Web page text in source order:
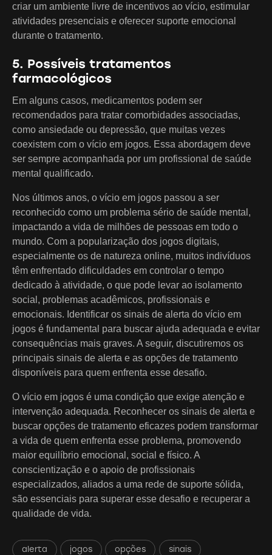
criar um ambiente livre de incentivos ao vício, estimular
atividades presenciais e oferecer suporte emocional
durante o tratamento.
5. Possíveis tratamentos
farmacológicos
Em alguns casos, medicamentos podem ser
recomendados para tratar comorbidades associadas,
como ansiedade ou depressão, que muitas vezes
coexistem com o vício em jogos. Essa abordagem deve
ser sempre acompanhada por um profissional de saúde
mental qualificado.
Nos últimos anos, o vício em jogos passou a ser
reconhecido como um problema sério de saúde mental,
impactando a vida de milhões de pessoas em todo o
mundo. Com a popularização dos jogos digitais,
especialmente os de natureza online, muitos indivíduos
têm enfrentado dificuldades em controlar o tempo
dedicado à atividade, o que pode levar ao isolamento
social, problemas acadêmicos, profissionais e
emocionais. Identificar os sinais de alerta do vício em
jogos é fundamental para buscar ajuda adequada e evitar
consequências mais graves. A seguir, discutiremos os
principais sinais de alerta e as opções de tratamento
disponíveis para quem enfrenta esse desafio.
O vício em jogos é uma condição que exige atenção e
intervenção adequada. Reconhecer os sinais de alerta e
buscar opções de tratamento eficazes podem transformar
a vida de quem enfrenta esse problema, promovendo
maior equilíbrio emocional, social e físico. A
conscientização e o apoio de profissionais
especializados, aliados a uma rede de suporte sólida,
são essenciais para superar esse desafio e recuperar a
qualidade de vida.
alerta jogos opções sinais